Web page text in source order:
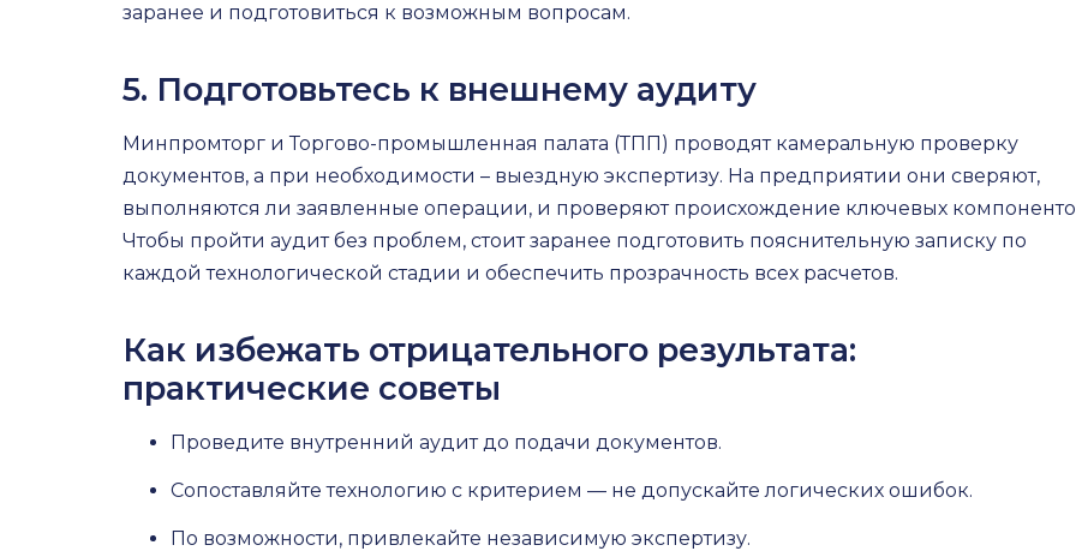
заранее и подготовиться к возможным вопросам.
5. Подготовьтесь к внешнему аудиту
Минпромторг и Торгово-промышленная палата (ТПП) проводят камеральную проверку
документов, а при необходимости – выездную экспертизу. На предприятии они сверяют,
выполняются ли заявленные операции, и проверяют происхождение ключевых
Чтобы пройти аудит без проблем, стоит заранее подготовить пояснительную записку по
каждой технологической стадии и обеспечить прозрачность всех расчетов.
Как избежать отрицательного результата:
практические советы
Проведите внутренний аудит до подачи документов.
Сопоставляйте технологию с критерием — не допускайте логических ошибок.
По возможности, привлекайте независимую экспертизу.